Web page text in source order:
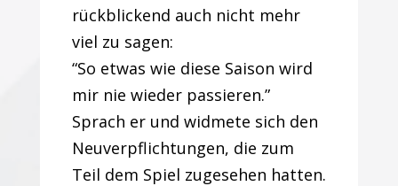
rückblickend auch nicht mehr
viel zu sagen:
“So etwas wie diese Saison wird
mir nie wieder passieren.”
Sprach er und widmete sich den
Neuverpflichtungen, die zum
Teil dem Spiel zugesehen hatten.